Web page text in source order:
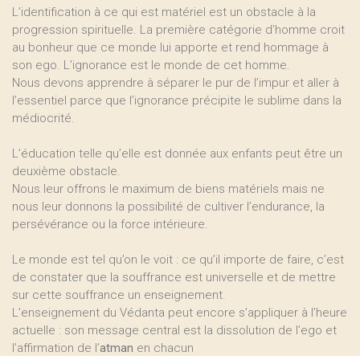
L’identification à ce qui est matériel est un obstacle à la
progression spirituelle. La première catégorie d’homme croit
au bonheur que ce monde lui apporte et rend hommage à
son ego. L’ignorance est le monde de cet homme.
Nous devons apprendre à séparer le pur de l’impur et aller à
l’essentiel parce que l’ignorance précipite le sublime dans la
médiocrité.
L’éducation telle qu’elle est donnée aux enfants peut être un
deuxième obstacle.
Nous leur offrons le maximum de biens matériels mais ne
nous leur donnons la possibilité de cultiver l’endurance, la
persévérance ou la force intérieure.
Le monde est tel qu’on le voit : ce qu’il importe de faire, c’est
de constater que la souffrance est universelle et de mettre
sur cette souffrance un enseignement.
L’enseignement du Védanta peut encore s’appliquer à l’heure
actuelle : son message central est la dissolution de l’ego et
l’affirmation de l’atman en chacun